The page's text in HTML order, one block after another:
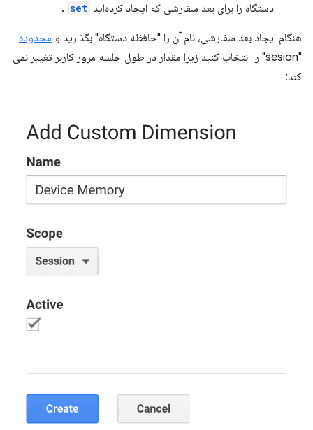
دستگاه را برای بعد سفارشی که ایجاد کرده‌اید set
.
هنگام ایجاد بعد سفارشی، نام آن را "حافظه دستگاه" بگذارید و محدوده
"sesion" را انتخاب کنید زیرا مقدار در طول جلسه مرور کاربر تغییر نمی
کند: